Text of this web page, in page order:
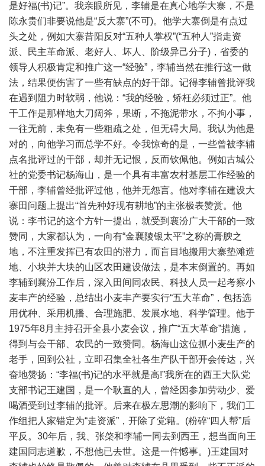
是好福(书)记”。我亲眼所见，李辅是在真心地学大寨，不是
陈永贵们非要说他是“反大寨”(不可)。他学大寨倒是有点过
头之处，例如大寨昔阳反对“五种人掌权”(“五种人”指走资
派、民主革命派、老好人、坏人、阶级异己分子)，省委的
领导人积极肯定和推广这一“经验”，李辅当然在推行这一做
法，结果便伤害了一些有缺点的好干部。记得李辅曾批评我
在遇到阻力时软弱，他说：“我的经验，矫枉必须过正”。他
干工作是那样地大刀阔斧，果断，不拖泥带水，不拘小事，
一往无前，未免有一些粗疏之处，但无碍大局。我认为他是
对的，向他学习而总学不好。令我惊奇的是，一些曾被李辅
点名批评过的干部，却并无记恨，反而钦佩他。例如古城公
社的党委书记杨海山，是一个具有丰富农村基层工作经验的
干部，李辅曾经批评过他，他并无怨言。他对李辅在建设大
寨田问题上提出“首先种好现有耕地”的主张极表赞赏。他
说：李书记的这个方针一提出，就受到襄汾广大干部的一致
赞同，大家都认为，一向有“金襄陵银太平”之称的膏腴之
地，不注重发挥已有农田的潜力，而盲目地搬用大寨垫滩造
地、小块并大块的山区农田建设做法，是本末倒置的。再如
李辅到襄汾工作后，深入田间同农民、科技人员一起考察小
麦丰产的经验，总结出小麦丰产要实行“五大革命”，包括选
用优种、采用机播、合理施肥、发展水地、科学管理。他于
1975年8月主持召开全县小麦会议，推广“五大革命”措施，
得到与会干部、农民的一致赞同。杨海山这位抓小麦生产的
老手，回到公社，立即召集全社各生产队干部开会传达，兴
奋地赞扬：“李福(书)记的水平就是高!”我所在的西王大队党
支部书记王建国，是一个耿直的人，曾经因参加劳动少、爱
喝酒受到过李辅的批评。后来在极左思潮的影响下，我们工
作组把人家错定为“走资派”，开除了党籍。(粉碎“四人帮”后
平反。30年后，我、张棨和李辅一同去到西王，想当面向王
建国同志道歉，不想他已去世。这是一件憾事。)王建国对